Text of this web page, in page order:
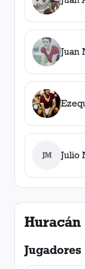
Juan
JM Julio
Huracán
Jugadores